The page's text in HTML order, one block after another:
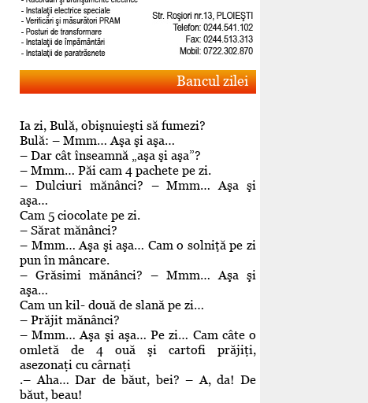
Bancul zilei
Ia zi, Bulă, obişnuieşti să fumezi?
Bulă: – Mmm… Aşa şi aşa…
– Dar cât înseamnă „aşa şi aşa”?
– Mmm… Păi cam 4 pachete pe zi.
– Dulciuri mănânci? – Mmm… Aşa şi
aşa…
Cam 5 ciocolate pe zi.
– Sărat mănânci?
– Mmm… Aşa şi aşa… Cam o solniţă pe zi
pun în mâncare.
– Grăsimi mănânci? – Mmm… Aşa şi
aşa…
Cam un kil- două de slană pe zi…
– Prăjit mănânci?
– Mmm… Aşa şi aşa… Pe zi… Cam câte o
omletă de 4 ouă şi cartofi prăjiţi,
asezonaţi cu cârnaţi
.– Aha… Dar de băut, bei? – A, da! De
băut, beau!